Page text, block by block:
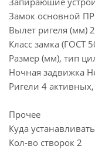
Замок основной
Вылет ригеля (мм)
Класс замка (ГОСТ
Размер (мм), тип
Ночная задвижка
Ригели 4
Прочее
Куда
Кол-во створок 2